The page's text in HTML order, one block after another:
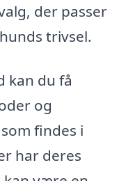
der passer
trivsel.
kan du få
og
findes i
har deres